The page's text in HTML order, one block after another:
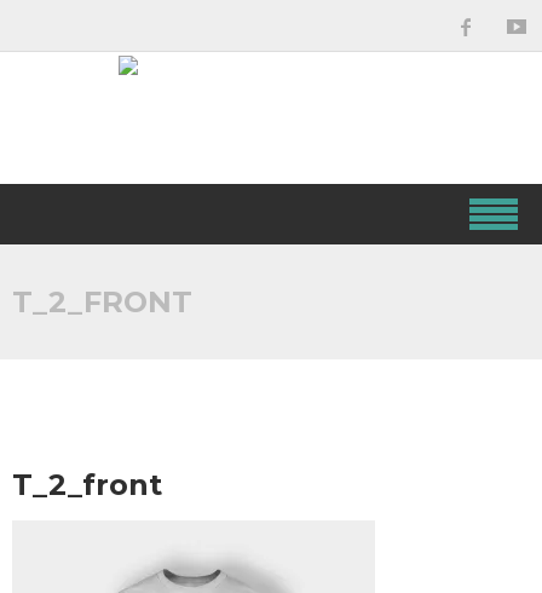
T_2_FRONT
T_2_front